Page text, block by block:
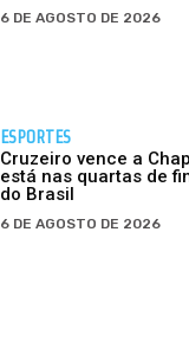
6 DE AGOSTO DE 2026
ESPORTES
Cruzeiro vence a
está nas quartas de
do Brasil
6 DE AGOSTO DE 2026